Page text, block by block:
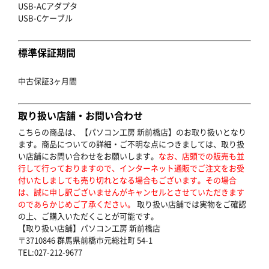
USB-ACアダプタ
USB-Cケーブル
標準保証期間
中古保証3ヶ月間
取り扱い店舗・お問い合わせ
こちらの商品は、【パソコン工房 新前橋店】のお取り扱いとなり
ます。商品についての詳細・ご不明な点につきましては、取り扱
い店舗にお問い合わせをお願いします。 なお、店頭での販売も並
行して行っておりますので、インターネット通販でご注文をお受
付いたしましても売り切れとなる場合もございます。その場合
は、誠に申し訳ございませんがキャンセルとさせていただきます
のであらかじめご了承ください。 取り扱い店舗では実物をご確認
の上、ご購入いただくことが可能です。
【取り扱い店舗】パソコン工房 新前橋店
〒3710846 群馬県前橋市元総社町 54-1
TEL:027-212-9677